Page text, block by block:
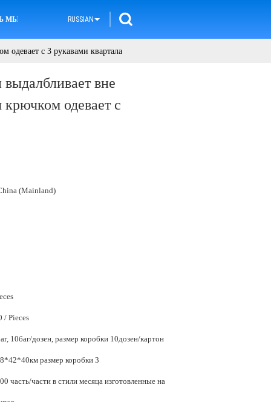
МЫ RUSSIAN
одевает с 3 рукавами квартала
вне
одевает с
(Mainland)
$7.20 - $13.50 / Pieces
10баг/дозен, размер коробки 10дозен/картон
2.Стандард 58*42*40км размер коробки 3
часть/части в стили месяца изготовленные на